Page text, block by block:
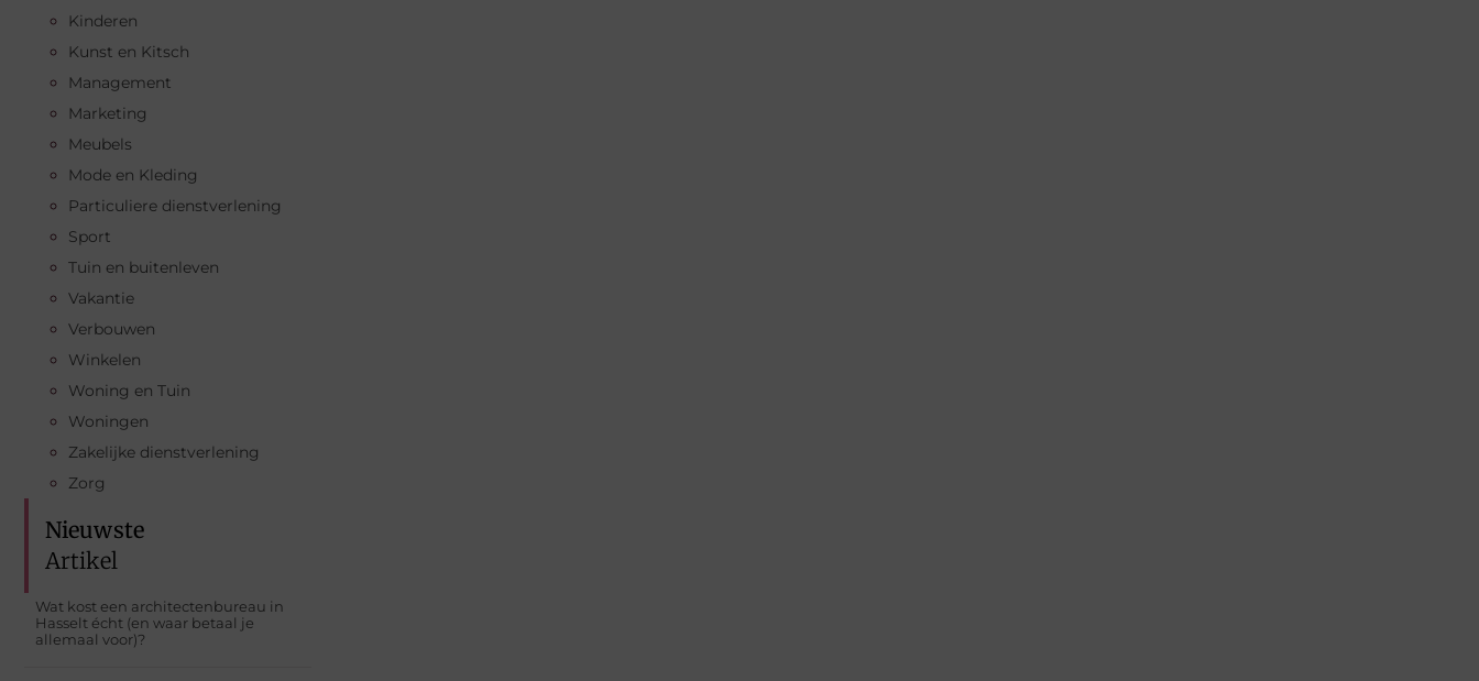
Kinderen
Kunst en Kitsch
Management
Marketing
Meubels
Mode en Kleding
Particuliere dienstverlening
Sport
Tuin en buitenleven
Vakantie
Verbouwen
Winkelen
Woning en Tuin
Woningen
Zakelijke dienstverlening
Zorg
Nieuwste
Artikel
Wat kost een architectenbureau in
Hasselt écht (en waar betaal je
allemaal voor)?